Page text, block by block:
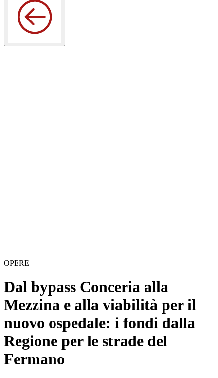
OPERE
Dal bypass Conceria alla
Mezzina e alla viabilità per il
nuovo ospedale: i fondi dalla
Regione per le strade del
Fermano